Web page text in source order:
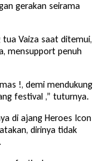
gerakan seirama
tua Vaiza saat ditemui,
mensupport penuh
!, demi mendukung
festival ,” tuturnya.
di ajang Heroes Icon
dirinya tidak